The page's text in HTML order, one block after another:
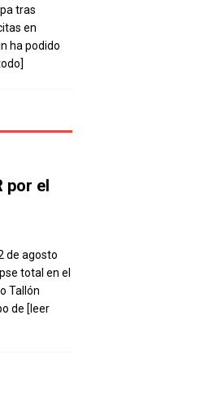
tras
en
ha podido
por el
de agosto
total en el
Tallón
de [leer